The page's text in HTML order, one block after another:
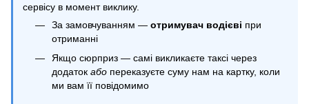
сервісу в момент виклику.
За замовчуванням — отримувач водієві при
отриманні
Якщо сюрприз — самі викликаєте таксі через
додаток або переказуєте суму нам на картку, коли
ми вам її повідомимо